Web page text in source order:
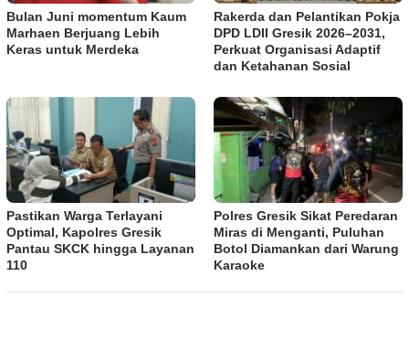
Bulan Juni momentum Kaum
Marhaen Berjuang Lebih
Keras untuk Merdeka
Rakerda dan Pelantikan Pokja
DPD LDII Gresik 2026–2031,
Perkuat Organisasi Adaptif
dan Ketahanan Sosial
Pastikan Warga Terlayani
Optimal, Kapolres Gresik
Pantau SKCK hingga Layanan
110
Polres Gresik Sikat Peredaran
Miras di Menganti, Puluhan
Botol Diamankan dari Warung
Karaoke